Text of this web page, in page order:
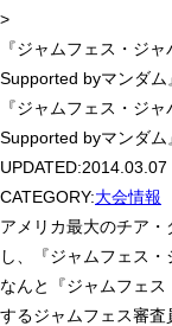
>
『ジャムフェス・ジ
Supported byマンダム
『ジャムフェス・ジ
Supported byマンダム
UPDATED:2014.03.07
CATEGORY:大会情報
アメリカ最大のチア
し、『ジャムフェス・
なんと『ジャムフェ
するジャムフェス審